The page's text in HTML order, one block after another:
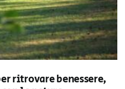
ritrovare benessere,